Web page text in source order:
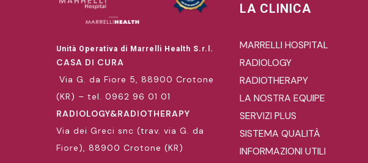
Unità Operativa di Marrelli Health S.r.l.
CASA DI CURA
Via G. da Fiore 5, 88900 Crotone
(KR) – tel. 0962 96 01 01
RADIOLOGY&RADIOTHERAPY
Via dei Greci snc (trav. via G. da
Fiore), 88900 Crotone (KR)
LA CLINICA
MARRELLI HOSPITAL
RADIOLOGY
RADIOTHERAPY
LA NOSTRA EQUIPE
SERVIZI PLUS
SISTEMA QUALITÀ
INFORMAZIONI UTILI